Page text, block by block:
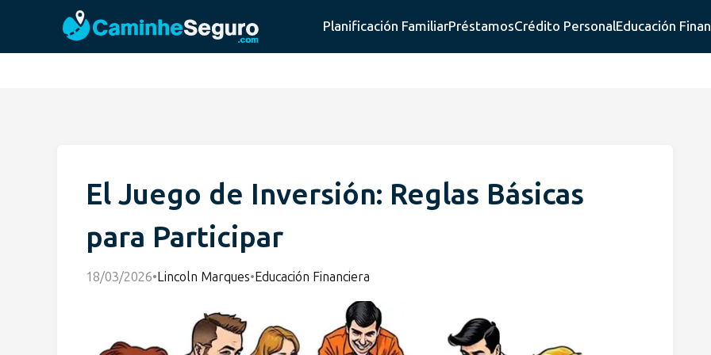
Planificación FamiliarPréstamosCrédito PersonalEducación
El Juego de Inversión: Reglas Básicas
para Participar
18/03/2026•Lincoln Marques•Educación Financiera